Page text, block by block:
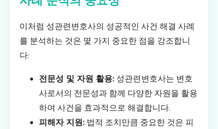
이처럼 성관련변호사의 성공적인 사건 해결 사례
를 분석하는 것은 몇 가지 중요한 점을 강조합니
다:
전문성 및 자원 활용: 성관련변호사는 변호
사로서의 전문성과 함께 다양한 자원을 활용
하여 사건을 효과적으로 해결합니다.
피해자 지원: 법적 조치만큼 중요한 것은 피